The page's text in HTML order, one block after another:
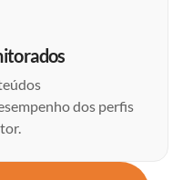
dos perfis